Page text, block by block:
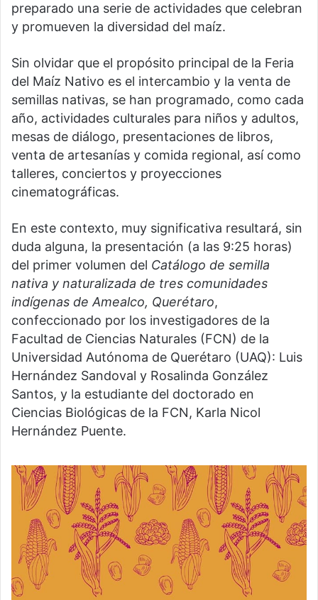
preparado una serie de actividades que celebran
y promueven la diversidad del maíz.
Sin olvidar que el propósito principal de la Feria
del Maíz Nativo es el intercambio y la venta de
semillas nativas, se han programado, como cada
año, actividades culturales para niños y adultos,
mesas de diálogo, presentaciones de libros,
venta de artesanías y comida regional, así como
talleres, conciertos y proyecciones
cinematográficas.
En este contexto, muy significativa resultará, sin
duda alguna, la presentación (a las 9:25 horas)
del primer volumen del Catálogo de semilla
nativa y naturalizada de tres comunidades
indígenas de Amealco, Querétaro,
confeccionado por los investigadores de la
Facultad de Ciencias Naturales (FCN) de la
Universidad Autónoma de Querétaro (UAQ): Luis
Hernández Sandoval y Rosalinda González
Santos, y la estudiante del doctorado en
Ciencias Biológicas de la FCN, Karla Nicol
Hernández Puente.